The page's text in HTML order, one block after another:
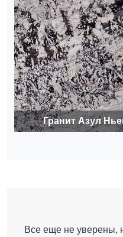
Гранит Азул
Все еще не уверены,